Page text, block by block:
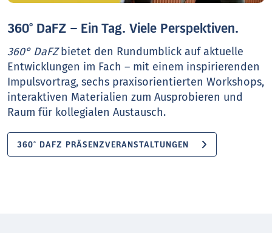
360° DaFZ – Ein Tag. Viele Perspektiven.
360° DaFZbietet den Rundumblick auf aktuelle
Entwicklungen im Fach – mit einem inspirierenden
Impulsvortrag, sechs praxisorientierten Workshops,
interaktiven Materialien zum Ausprobieren und
Raum für kollegialen Austausch.
360° DAFZ PRÄSENZVERANSTALTUNGEN